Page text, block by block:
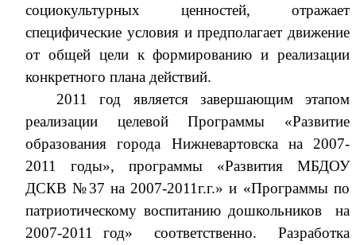
социокультурных ценностей, отражает
специфические условия и предполагает движение
от общей цели к формированию и реализации
конкретного плана действий.
2011 год является завершающим этапом
реализации целевой Программы «Развитие
образования города Нижневартовска на 2007-
2011 годы», программы «Развития МБДОУ
ДСКВ №37 на 2007-2011г.г.» и «Программы по
патриотическому воспитанию дошкольников на
2007-2011 год» соответственно. Разработка